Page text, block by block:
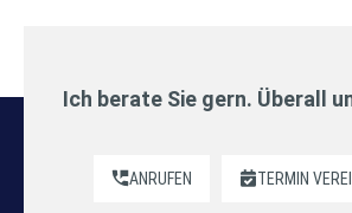
Ich berate Sie gern. Überall
ANRUFEN TERMIN